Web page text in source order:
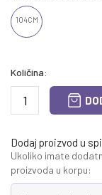
104CM
Količina:
Dodaj proizvod u
Ukoliko imate
proizvoda u korpu: